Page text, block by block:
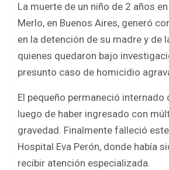
ce
b
o
o
tt
er
at
s
A
p
ar
e
La muerte de un niño de 2 años
Merlo, en Buenos Aires, generó
en la detención de su madre y de
quienes quedaron bajo
presunto caso de homicidio
El pequeño permaneció internado
luego de haber ingresado con
gravedad. Finalmente falleció
Hospital Eva Perón, donde había
recibir atención especializada.